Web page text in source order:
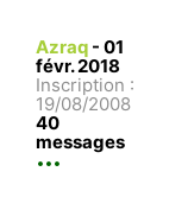
Azraq - 01
févr. 2018
Inscription :
19/08/2008
40
messages